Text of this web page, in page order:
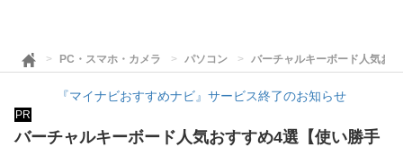
PC・スマホ・カメラ パソコン バーチャルキーボード人気お
『マイナビおすすめナビ』サービス終了のお知らせ
PR
バーチャルキーボード人気おすすめ4選【使い勝手